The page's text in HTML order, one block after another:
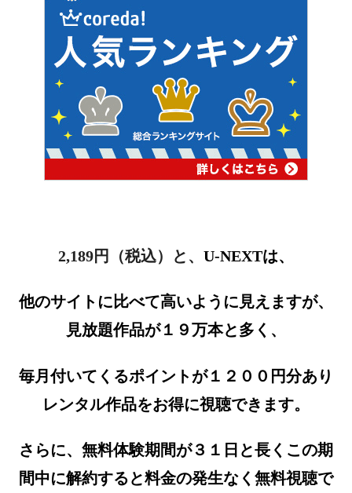
2,189円（税込）と、 U-NEXTは、
他のサイトに比べて高いように見えますが、
見放題作品が１９万本と多く、
毎月付いてくるポイントが１２００円分あり
レンタル作品をお得に視聴できます。
さらに、無料体験期間が３１日と長くこの期
間中に解約すると料金の発生なく無料視聴で